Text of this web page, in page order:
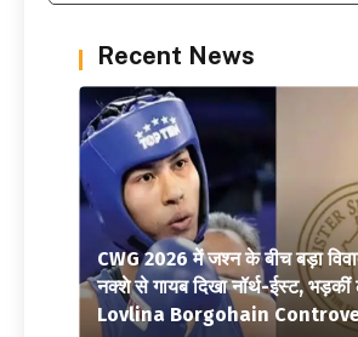
Recent News
CWG 2026 में जश्न के बीच बड़ा
नक्शे से गायब दिखा नॉर्थ-ईस्ट, भड़कीं
Lovlina Borgohain